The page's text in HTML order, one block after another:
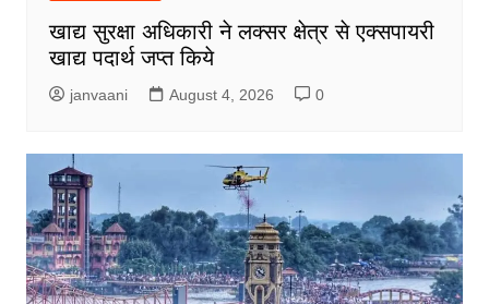
खाद्य सुरक्षा अधिकारी ने लक्सर क्षेत्र से एक्सपायरी
खाद्य पदार्थ जप्त किये
janvaani August 4, 2026 0